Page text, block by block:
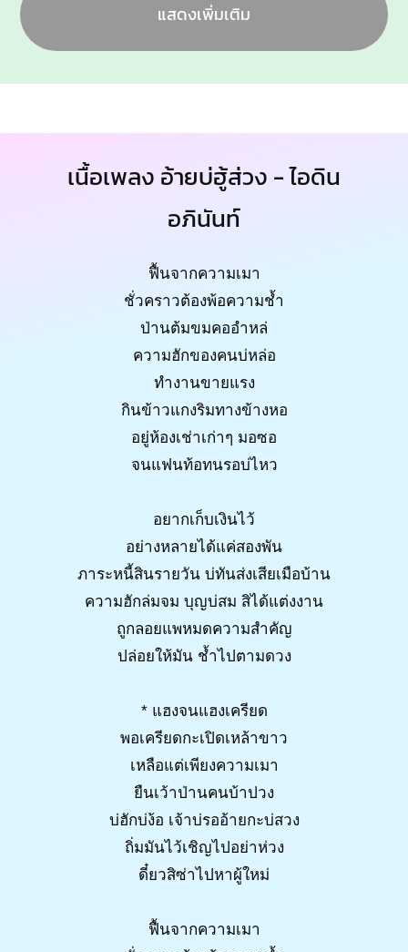
แสดงเพิ่มเติม
เนื้อเพลง อ้ายบ่ฮู้ส่วง - ไอดิน
อภินันท์
ฟื้นจากความเมา
ชั่วคราวต้องพ้อความช้ำ
ป่านต้มขมคออำหล่
ความฮักของคนบ่หล่อ
ทำงานขายแรง
กินข้าวแกงริมทางข้างหอ
อยู่ห้องเช่าเก่าๆ มอซอ
จนแฟนท้อทนรอบ่ไหว
อยากเก็บเงินไว้
อย่างหลายได้แค่สองพัน
ภาระหนี้สินรายวัน บ่ทันส่งเสียเมือบ้าน
ความฮักล่มจม บุญบ่สม สิได้แต่งงาน
ถูกลอยแพหมดความสำคัญ
ปล่อยให้มัน ช้ำไปตามดวง
* แฮงจนแฮงเครียด
พอเครียดกะเปิดเหล้าขาว
เหลือแต่เพียงความเมา
ยืนเว้าป่านคนบ้าปวง
บ่ฮักบ่ง้อ เจ้าบ่รออ้ายกะบ่สวง
ถิ่มมันไว้เชิญไปอย่าห่วง
ดี๋ยวสิซ่าไปหาผู้ใหม่
ฟื้นจากความเมา